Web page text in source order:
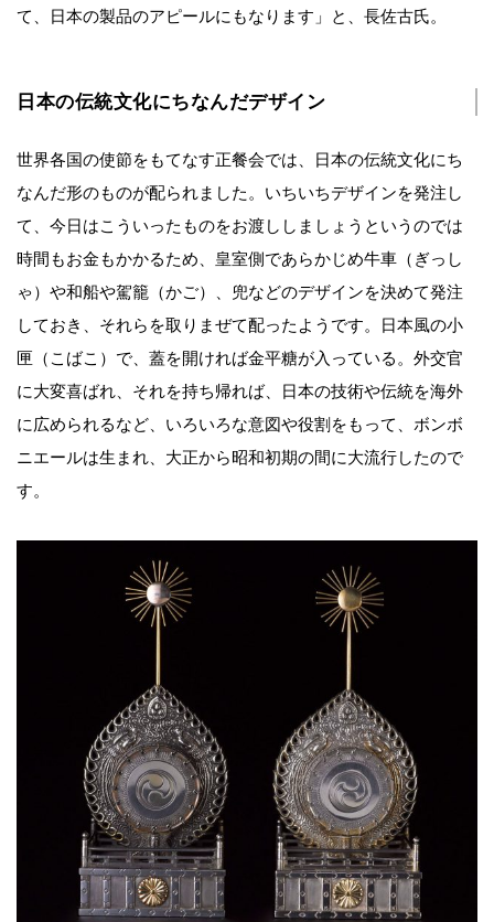
て、日本の製品のアピールにもなります」と、長佐古氏。
日本の伝統文化にちなんだデザイン
世界各国の使節をもてなす正餐会では、日本の伝統文化にち
なんだ形のものが配られました。いちいちデザインを発注し
て、今日はこういったものをお渡ししましょうというのでは
時間もお金もかかるため、皇室側であらかじめ牛車（ぎっし
ゃ）や和船や駕籠（かご）、兜などのデザインを決めて発注
しておき、それらを取りまぜて配ったようです。日本風の小
匣（こばこ）で、蓋を開ければ金平糖が入っている。外交官
に大変喜ばれ、それを持ち帰れば、日本の技術や伝統を海外
に広められるなど、いろいろな意図や役割をもって、ボンボ
ニエールは生まれ、大正から昭和初期の間に大流行したので
す。